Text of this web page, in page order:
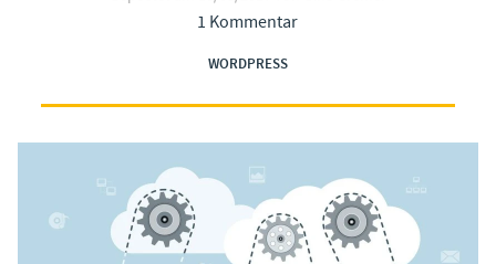
1 Kommentar
WORDPRESS